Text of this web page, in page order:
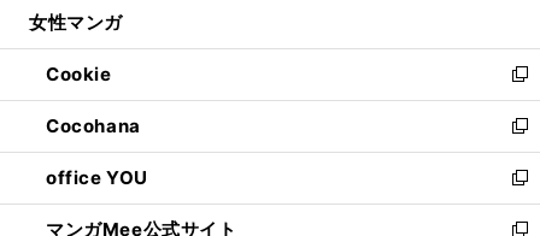
開
く
ウ
で
開
く
ン
ド
ウ
で
開
く
ウ
ィ
ン
ド
ウ
で
開
く
女性マンガ
Cookie
新
し
い
ウ
ィ
ン
ド
Cocohana
新
し
い
ウ
office YOU
新
し
マンガMee公式サイト